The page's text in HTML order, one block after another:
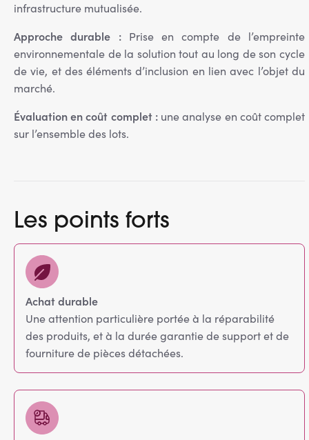
infrastructure mutualisée.
Approche durable : Prise en compte de l’empreinte
environnementale de la solution tout au long de son cycle
de vie, et des éléments d’inclusion en lien avec l’objet du
marché.
Évaluation en coût complet : une analyse en coût complet
sur l’ensemble des lots.
Les points forts
Achat durable
Une attention particulière portée à la réparabilité
des produits, et à la durée garantie de support et de
fourniture de pièces détachées.